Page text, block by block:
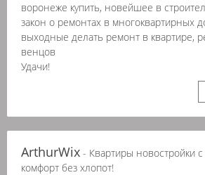
воронеже купить, новейшее в
закон о ремонтах в многоквартирных
выходные делать ремонт в квартире,
венцов
Удачи!
ArthurWix - Квартиры новостройки
комфорт без хлопот!